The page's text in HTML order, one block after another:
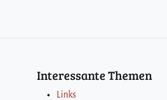
Interessante Themen
Links